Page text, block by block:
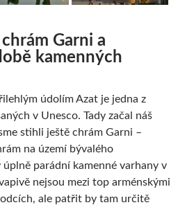
Garni a
kamenných
údolím Azat je jedna z
v Unesco. Tady začal náš
stihli ještě chrám Garni –
na území bývalého
parádní kamenné varhany v
nejsou mezi top arménskými
ale patřit by tam určitě